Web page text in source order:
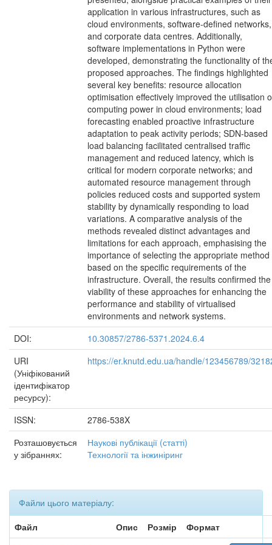
application in various infrastructures, such as
cloud environments, software-defined networks,
and corporate data centres. Additionally,
software implementations in Python were
developed, demonstrating the functionality of
proposed approaches. The findings highlighted
several key benefits: resource allocation
optimisation effectively improved the utilisation
computing power in cloud environments; load
forecasting enabled proactive infrastructure
adaptation to peak activity periods; SDN-based
load balancing facilitated centralised traffic
management and reduced latency, which is
critical for modern corporate networks; and
automated resource management through
policies reduced costs and supported system
stability by dynamically responding to load
variations. A comparative analysis of the
methods revealed distinct advantages and
limitations for each approach, emphasising the
importance of selecting the appropriate method
based on the specific requirements of the
infrastructure. Overall, the results confirmed the
viability of these approaches for enhancing the
performance and stability of virtualised
environments and network systems.
DOI:
10.30857/2786-5371.2024.6.4
URI
(Уніфікований
ідентифікатор
ресурсу):
https://er.knutd.edu.ua/handle/123456789/
ISSN:
2786-538X
Розташовується
у зібраннях:
Наукові публікації (статті)
Технології та інжиніринг
Файли цього матеріалу:
Файл
Опис Розмір
Формат